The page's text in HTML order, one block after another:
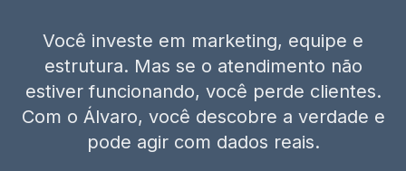
Você investe em marketing, equipe e
estrutura. Mas se o atendimento não
estiver funcionando, você perde clientes.
Com o Álvaro, você descobre a verdade e
pode agir com dados reais.